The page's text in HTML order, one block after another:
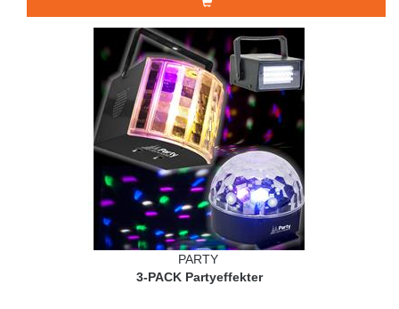
PARTY
3-PACK Partyeffekter